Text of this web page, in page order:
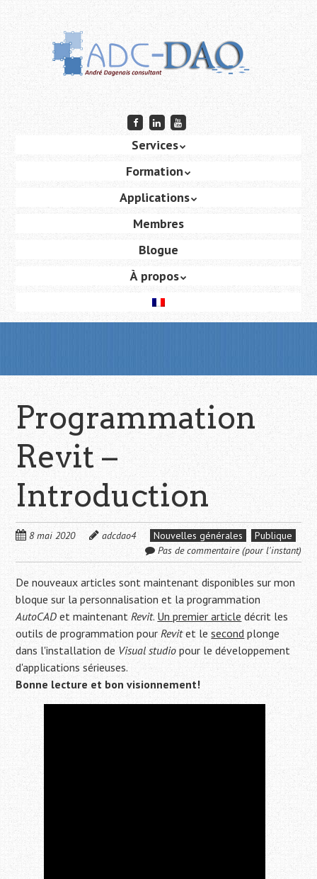
Passer
principal
Services
Formation
Applications
Membres
Blogue
À propos
Programmation
Revit –
Introduction
8 mai 2020 adcdao4 Nouvelles générales
Publique
Pas de commentaire (pour l'instant)
De nouveaux articles sont maintenant disponibles sur mon
bloque sur la personnalisation et la programmation
AutoCADet maintenantRevit.Un premier article décrit les
outils de programmation pourRevitet lesecond plonge
dans l'installation de Visual studio pour le développement
d'applications sérieuses.
Bonne lecture et bon visionnement!